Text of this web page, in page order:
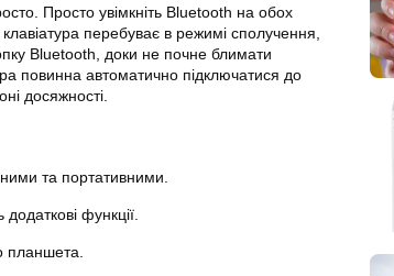
Просто увімкніть Bluetooth на обох
перебуває в режимі сполучення,
Bluetooth, доки не почне блимати
повинна автоматично підключатися до
досяжності.
та портативними.
функції.
планшета.